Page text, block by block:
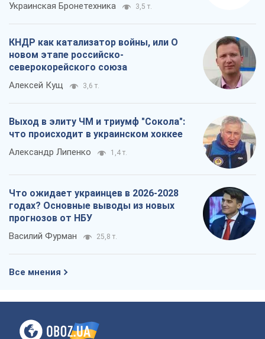
Украинская Бронетехника 3,5 т.
КНДР как катализатор войны, или О
новом этапе российско-
северокорейского союза
Алексей Кущ 3,6 т.
Выход в элиту ЧМ и триумф "Сокола":
что происходит в украинском хоккее
Александр Липенко 1,4 т.
Что ожидает украинцев в 2026-2028
годах? Основные выводы из новых
прогнозов от НБУ
Василий Фурман 25,8 т.
Все мнения